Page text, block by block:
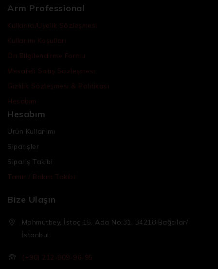
Arm Professional
Kullanıcı/Üyelik Sözleşmesi
Kullanım Koşulları
Ön Bilgilendirme Formu
Mesafeli Satış Sözleşmesi
Gizlilik Sözleşmesi & Politikası
Hesabım
Hesabım
Ürün Kullanımı
Siparişler
Sipariş Takibi
Tamir / Bakım Takibi
Bize Ulaşın
Mahmutbey, İstoç 15. Ada No:31, 34218 Bağcılar/
İstanbul
(+90) 212-809-96-95